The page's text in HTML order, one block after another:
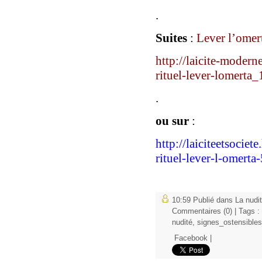
.
Suites : Lever
http://laicite-
rituel-lever-
.
ou sur :
http://
rituel-lever-l-
10:59 Publié dans
La
Commentaires (0) | Tags :
nudité
Facebook